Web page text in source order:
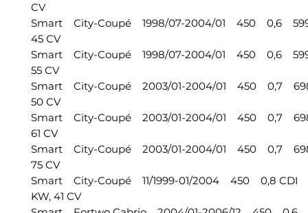
CV
Smart City-Coupé 1998/07-2004/01 450 0,6 599
45 CV
Smart City-Coupé 1998/07-2004/01 450 0,6 599
55 CV
Smart City-Coupé 2003/01-2004/01 450 0,7 698
50 CV
Smart City-Coupé 2003/01-2004/01 450 0,7 698
61 CV
Smart City-Coupé 2003/01-2004/01 450 0,7 698
75 CV
Smart City-Coupé 11/1999-01/2004 450 0,8 CDI
KW, 41 CV